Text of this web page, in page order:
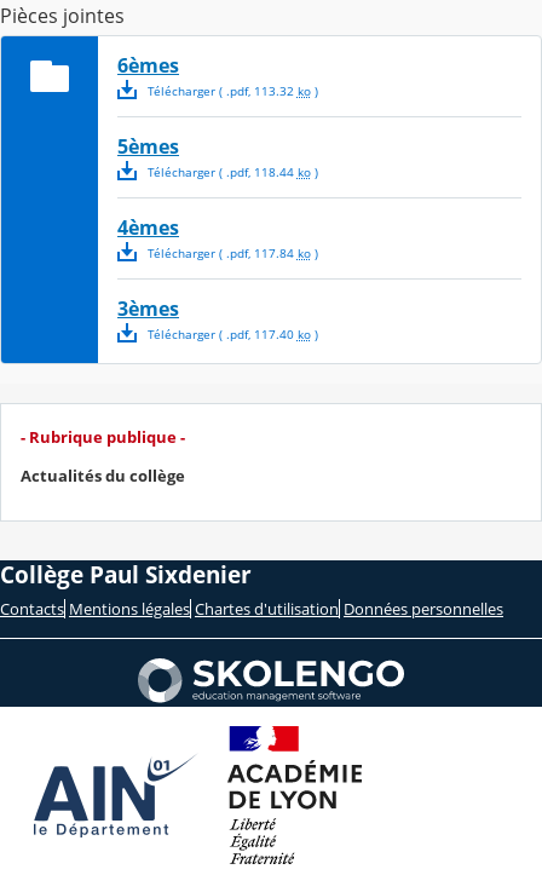
Pièces jointes
6èmes
Télécharger( .pdf, 113.32 ko)
5èmes
Télécharger( .pdf, 118.44 ko)
4èmes
Télécharger( .pdf, 117.84 ko)
3èmes
Télécharger( .pdf, 117.40 ko)
- Rubrique publique -
Actualités du collège
Collège Paul Sixdenier
Contacts Mentions légales Chartes d'utilisation Données personnelles